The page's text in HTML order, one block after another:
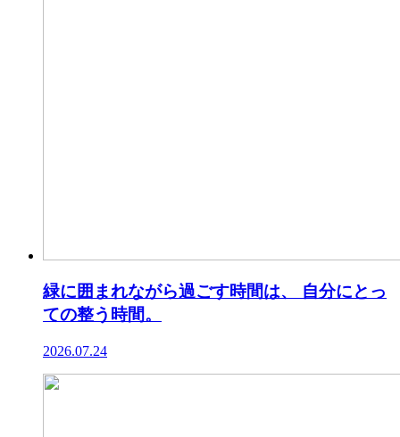
緑に囲まれながら過ごす時間は、 自分にとっ
ての整う時間。
2026.07.24